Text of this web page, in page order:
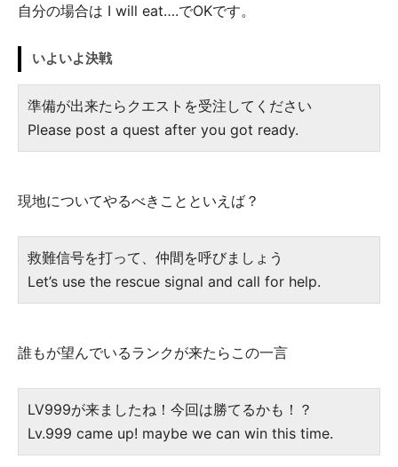
自分の場合は I will eat….でOKです。
いよいよ決戦
準備が出来たらクエストを受注してください
Please post a quest after you got ready.
現地についてやるべきことといえば？
救難信号を打って、仲間を呼びましょう
Let’s use the rescue signal and call for help.
誰もが望んでいるランクが来たらこの一言
LV999が来ましたね！今回は勝てるかも！？
Lv.999 came up! maybe we can win this time.